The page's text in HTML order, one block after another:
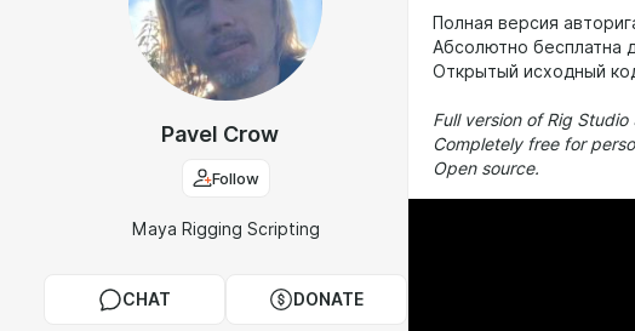
Pavel Crow
Follow
Maya Rigging Scripting
CHAT DONATE
Полная версия
Абсолютно бесплатна
Открытый исходный
Full version of Rig
Completely free for
Open source.